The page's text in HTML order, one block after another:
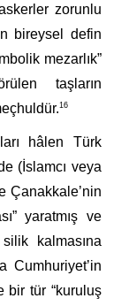
zorunlu
bireysel defin
mezarlık”
taşların
16
hâlen Türk
(İslamcı veya
Çanakkale’nin
yaratmış ve
kalmasına
Cumhuriyet’in
bir tür “kuruluş